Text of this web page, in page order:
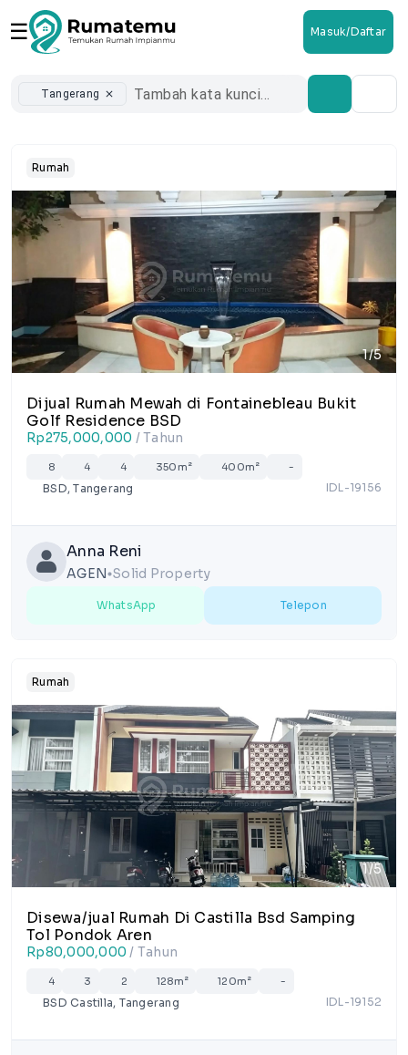
☰ Masuk/Daftar
Tangerang close
Rumah
1/5
Dijual Rumah Mewah di Fontainebleau Bukit
Golf Residence BSD
Rp275,000,000 / Tahun
8 4 4 350m² 400m² -
BSD, Tangerang IDL-19156
Anna Reni
AGEN lens Solid Property
WhatsApp Telepon
Rumah
1/5
Disewa/jual Rumah Di Castilla Bsd Samping
Tol Pondok Aren
Rp80,000,000/ Tahun
4 3 2 128m² 120m² -
BSD Castilla, Tangerang IDL-19152